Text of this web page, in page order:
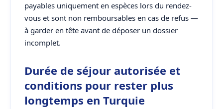
payables uniquement en espèces lors du rendez-
vous et sont non remboursables en cas de refus —
à garder en tête avant de déposer un dossier
incomplet.
Durée de séjour autorisée et
conditions pour rester plus
longtemps en Turquie